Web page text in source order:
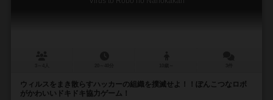
ウィルスをまき散らすハッカーの組織を撲滅せよ！！ぽんこつなロボ
がかわいいドキドキ協力ゲーム！